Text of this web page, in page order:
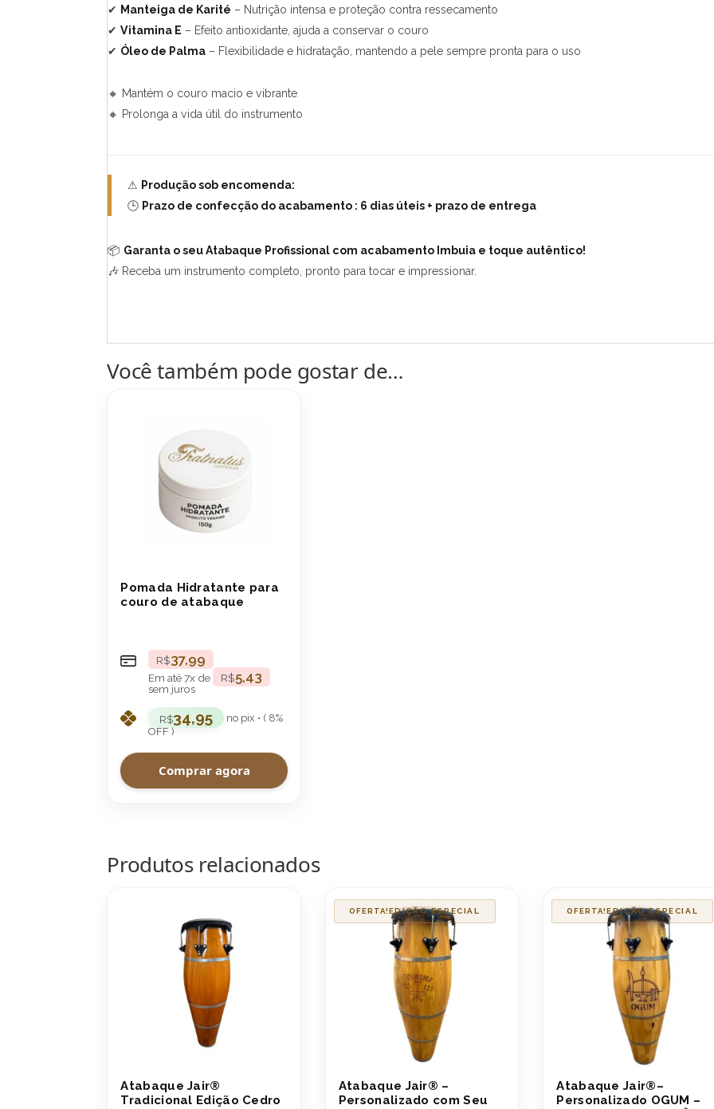
✔ Manteiga de Karité – Nutrição intensa e proteção contra ressecamento
✔Vitamina E – Efeito antioxidante, ajuda a conservar o couro
✔ Óleo de Palma – Flexibilidade e hidratação, mantendo a pele sempre pronta para o uso
🔸 Mantém o couro macio e vibrante
🔸 Prolonga a vida útil do instrumento
⚠ Produção sob encomenda:
🕒 Prazo de confecção do acabamento : 6 dias úteis + prazo de entrega
📦 Garanta o seu Atabaque Profissional com acabamento Imbuia e toque autêntico!
🎶 Receba um instrumento completo, pronto para tocar e impressionar.
Você também pode gostar de…
Pomada Hidratante para
couro de atabaque
R$37,99
Em até7x de R$5,43
sem juros
R$34,95
no pix • ( 8%
OFF )
Comprar agora
Produtos relacionados
Atabaque Jair®
Tradicional Edição Cedro
OFERTA!
Atabaque Jair® –
Personalizado com Seu
OFERTA!
Atabaque Jair®–
Personalizado OGUM –